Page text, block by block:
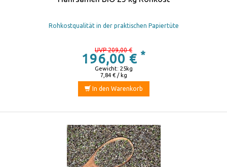
Rohkostqualität in der praktischen Papiertüte
UVP 209,00 €
196,00 € *
7,84 € / kg
Gewicht: 25kg
In den Warenkorb